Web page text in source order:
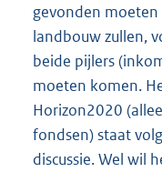
gevonden
landbouw zullen,
beide pijlers
moeten komen.
Horizon2020
fondsen) staat
discussie. Wel wil